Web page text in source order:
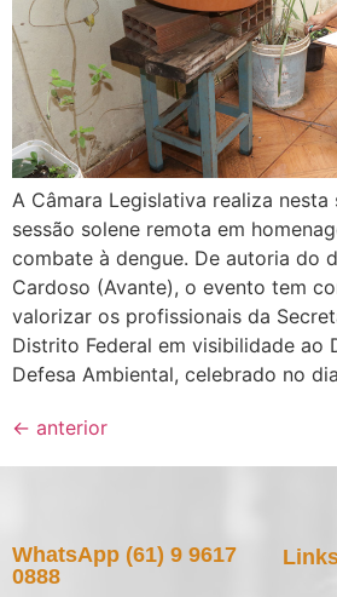
A Câmara Legislativa realiza nesta
sessão solene remota em
combate à dengue. De autoria do
Cardoso (Avante), o evento tem
valorizar os profissionais da
Distrito Federal em visibilidade ao
Defesa Ambiental, celebrado no
← anterior
WhatsApp (61) 9 9617
0888